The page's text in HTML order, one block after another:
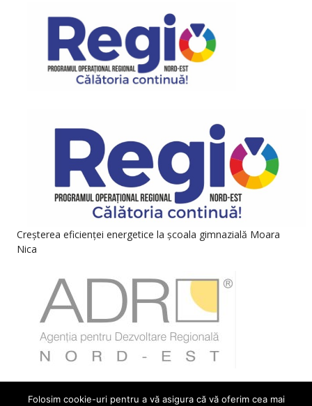
Creșterea eficienței energetice la școala gimnazială Moara
Nica
Folosim cookie-uri pentru a vă asigura că vă oferim cea mai